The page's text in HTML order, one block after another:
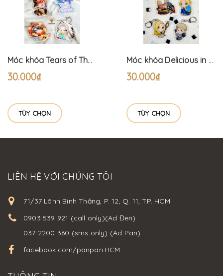
Móc khóa Tears of Themis Pyjama (6cm)
30.000₫
TÙY CHỌN
Móc khóa Delicious in Dungeon (6cm) Dungeon Meshi
30.000₫
TÙY CHỌN
LIÊN HỆ VỚI CHÚNG TÔI
71/37 Lãnh Bình Thăng, P. 12, Q. 11, TP. HCM
0903 539 921 (call only)(Ad Đen)
037 2200 360 (sms only) (Ad Pan)
facebook.com/panpan.HCM